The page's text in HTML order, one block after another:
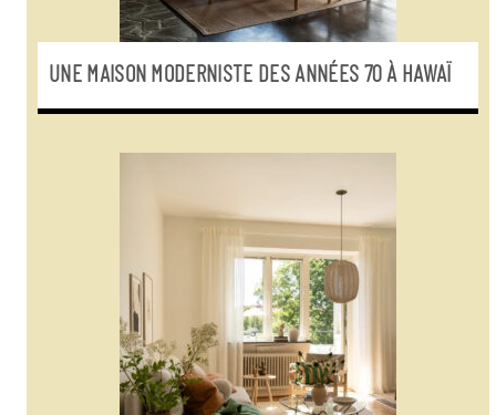
UNE MAISON MODERNISTE DES ANNÉES 70 À HAWAÏ